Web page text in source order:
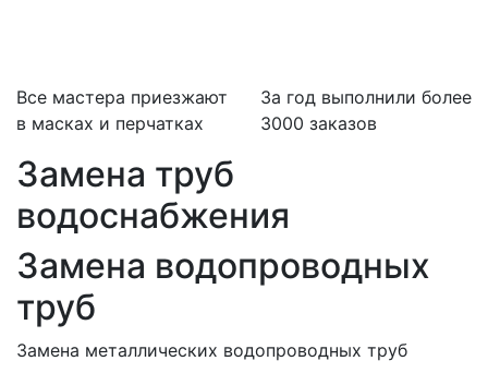
Все мастера приезжают
в масках и перчатках
За год выполнили более
3000 заказов
Замена труб
водоснабжения
Замена водопроводных
труб
Замена металлических водопроводных труб